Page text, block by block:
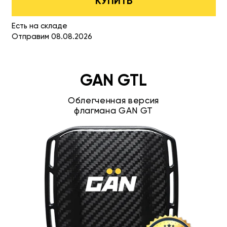
Есть на складе
Отправим 08.08.2026
GAN GTL
Облегченная версия
флагмана GAN GT